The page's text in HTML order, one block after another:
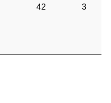
42 3